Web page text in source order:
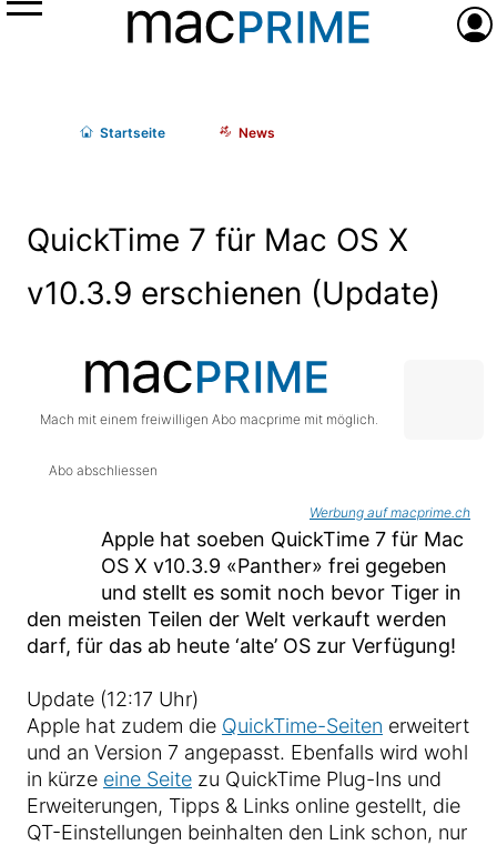
Menü
Startseite News
QuickTime 7 für Mac OS X
v10.3.9 erschienen (Update)
Mach mit einem freiwilligen Abo macprime mit möglich.
Abo abschliessen
Werbung auf macprime.ch
Apple hat soeben QuickTime 7 für Mac
OS X v10.3.9 «Panther» frei gegeben
und stellt es somit noch bevor Tiger in
den meisten Teilen der Welt verkauft werden
darf, für das ab heute ‘alte’ OS zur Verfügung!
Update (12:17 Uhr)
Apple hat zudem die QuickTime-Seiten erweitert
und an Version 7 angepasst. Ebenfalls wird wohl
in kürze eine Seite zu QuickTime Plug-Ins und
Erweiterungen, Tipps & Links online gestellt, die
QT-Einstellungen beinhalten den Link schon, nur